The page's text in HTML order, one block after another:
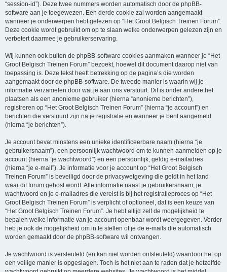
“session-id”). Deze twee nummers worden automatisch door de phpBB-
software aan je toegewezen. Een derde cookie zal worden aangemaakt
wanneer je onderwerpen hebt gelezen op “Het Groot Belgisch Treinen Forum”.
Deze cookie wordt gebruikt om op te slaan welke onderwerpen gelezen zijn en
verbetert daarmee je gebruikerservaring.
Wij kunnen ook buiten de phpBB-software cookies aanmaken wanneer je “Het
Groot Belgisch Treinen Forum” bezoekt, hoewel dit document daarop niet van
toepassing is. Deze tekst heeft betrekking op de pagina’s die worden
aangemaakt door de phpBB-software. De tweede manier is waarin wij je
informatie verzamelen door wat je aan ons verstuurt. Dit is onder andere het
plaatsen als een anonieme gebruiker (hierna “anonieme berichten”),
registreren op “Het Groot Belgisch Treinen Forum” (hierna “je account”) en
berichten die verstuurd zijn na je registratie en wanneer je bent aangemeld
(hierna “je berichten”).
Je account bevat minstens een unieke identificeerbare naam (hierna “je
gebruikersnaam”), een persoonlijk wachtwoord om te kunnen aanmelden op je
account (hierna “je wachtwoord”) en een persoonlijk, geldig e-mailadres
(hierna “je e-mail”). Je informatie voor je account op “Het Groot Belgisch
Treinen Forum” is beveiligd door de privacywetgeving die geldt in het land
waar dit forum gehost wordt. Alle informatie naast je gebruikersnaam, je
wachtwoord en je e-mailadres die vereist is bij het registratieproces op “Het
Groot Belgisch Treinen Forum” is verplicht of optioneel, dat is een keuze van
“Het Groot Belgisch Treinen Forum”. Je hebt altijd zelf de mogelijkheid te
bepalen welke informatie van je account openbaar wordt weergegeven. Verder
heb je ook de mogelijkheid om in te stellen of je de e-mails die automatisch
worden gemaakt door de phpBB-software wil ontvangen.
Je wachtwoord is versleuteld (en kan niet worden ontsleuteld) waardoor het op
een veilige manier is opgeslagen. Toch is het niet aan te raden dat je hetzelfde